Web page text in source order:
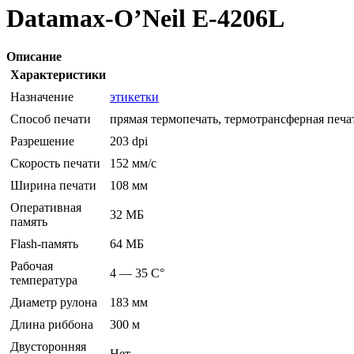
Datamax-O’Neil E-4206L
Описание
Характеристики
Назначение
этикетки
Способ печати
прямая термопечать, термотрансферная
Разрешение
203 dpi
Скорость печати
152 мм/с
Ширина печати
108 мм
Оперативная
память
32 МБ
Flash-память
64 МБ
Рабочая
температура
4 — 35 C°
Диаметр рулона
183 мм
Длина риббона
300 м
Двусторонняя